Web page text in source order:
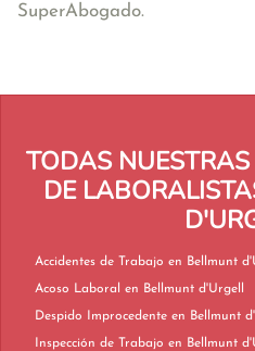
SuperAbogado.
TODAS
DE
Accidentes de Trabajo en
Acoso Laboral en Bellmunt d'Urgell
Despido Improcedente en
Inspección de Trabajo en